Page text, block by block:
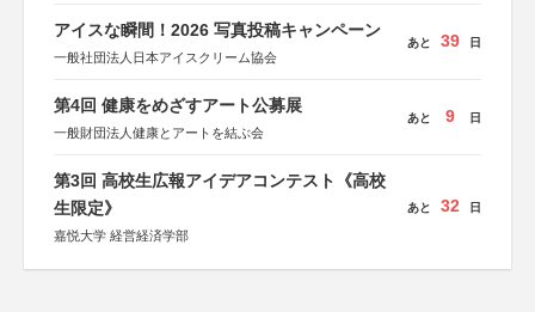
アイスな瞬間！2026 写真投稿キャンペーン
一般社団法人日本アイスクリーム協会
あと 39 日
第4回 健康をめざすアート公募展
一般財団法人健康とアートを結ぶ会
あと 9 日
第3回 高校生広報アイデアコンテスト《高校
生限定》
嘉悦大学 経営経済学部
あと 32 日